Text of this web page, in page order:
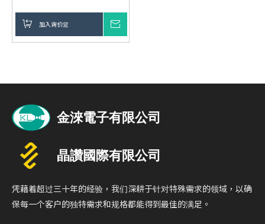
命。
广泛应用：适用于消费电子、
加入询价篮
凭藉着超过三十年的经验，我们深耕于针对特殊需求的领域，以确
保每一个客户的独特需求和规格都能得到最佳的满足。